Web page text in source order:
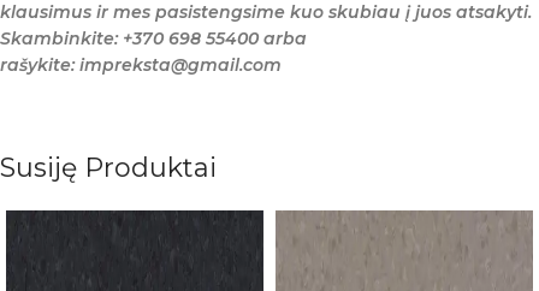
klausimus ir mes pasistengsime kuo skubiau į juos atsakyti.
Skambinkite: +370 698 55400 arba
rašykite: impreksta@gmail.com
Susiję Produktai